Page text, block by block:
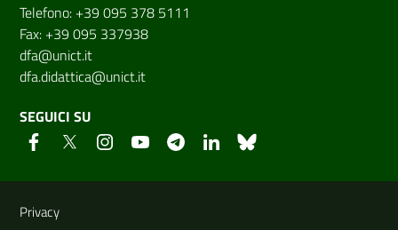
Telefono: +39 095 378 5111
Fax: +39 095 337938
dfa@unict.it
dfa.didattica@unict.it
SEGUICI SU
Link e informazioni utili
Privacy